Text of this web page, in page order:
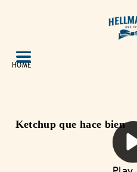
HOME
Ketchup que hace bien